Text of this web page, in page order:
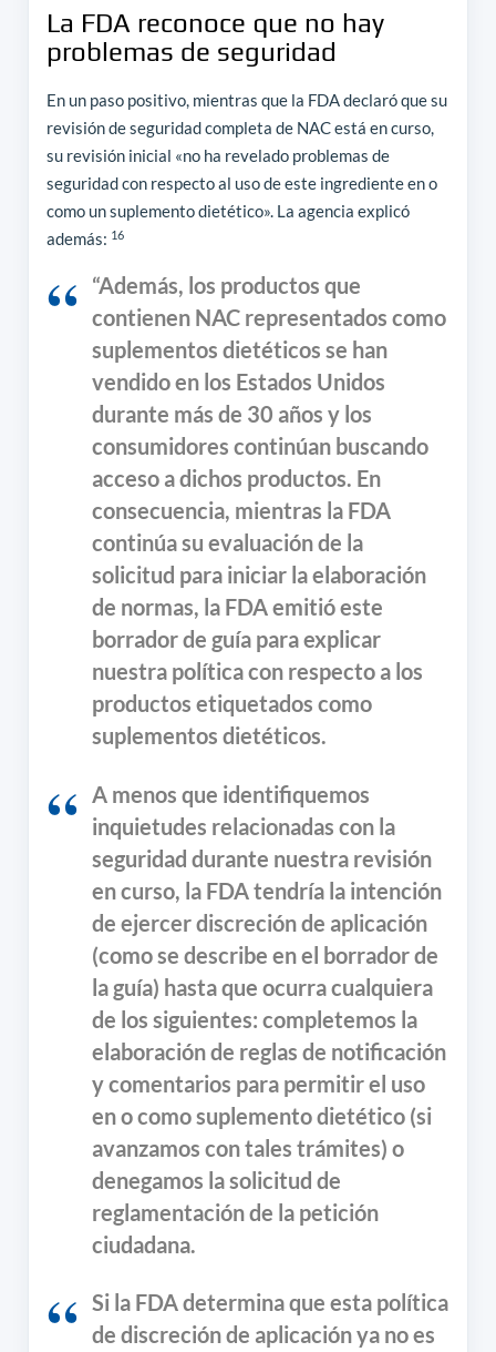
La FDA reconoce que no hay
problemas de seguridad
En un paso positivo, mientras que la FDA declaró que su
revisión de seguridad completa de NAC está en curso,
su revisión inicial «no ha revelado problemas de
seguridad con respecto al uso de este ingrediente en o
como un suplemento dietético». La agencia explicó
además: 16
“Además, los productos que
contienen NAC representados como
suplementos dietéticos se han
vendido en los Estados Unidos
durante más de 30 años y los
consumidores continúan buscando
acceso a dichos productos. En
consecuencia, mientras la FDA
continúa su evaluación de la
solicitud para iniciar la elaboración
de normas, la FDA emitió este
borrador de guía para explicar
nuestra política con respecto a los
productos etiquetados como
suplementos dietéticos.
A menos que identifiquemos
inquietudes relacionadas con la
seguridad durante nuestra revisión
en curso, la FDA tendría la intención
de ejercer discreción de aplicación
(como se describe en el borrador de
la guía) hasta que ocurra cualquiera
de los siguientes: completemos la
elaboración de reglas de notificación
y comentarios para permitir el uso
en o como suplemento dietético (si
avanzamos con tales trámites) o
denegamos la solicitud de
reglamentación de la petición
ciudadana.
Si la FDA determina que esta política
de discreción de aplicación ya no es